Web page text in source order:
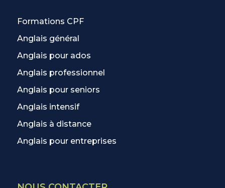
Formations CPF
Anglais général
Anglais pour ados
Anglais professionnel
Anglais pour seniors
Anglais intensif
Anglais à distance
Anglais pour entreprises